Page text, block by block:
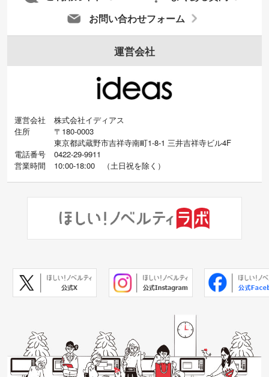
お問い合わせフォーム
運営会社
運営会社
株式会社イディアス
住所
〒180-0003
東京都武蔵野市吉祥寺南町1-8-1 三井吉祥寺ビル4F
電話番号
0422-29-9911
営業時間
10:00-18:00 （土日祝を除く）